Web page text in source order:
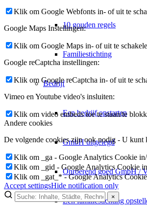
10 gouden regels
Familiestichting
Bedrijf
Een bedrijf opstarten
GmbH uitgelegd
Onroerend goed GmbH /
Een familiestichting
Klik om Google Webfonts in- of uit te
Google Maps Instellingen:
Klik om Google Maps in- of uit te
Google reCaptcha instellingen:
Klik om Google reCaptcha in- of uit te
Vimeo en Youtube video's insluiten:
Klik om video embeds toe te staan/te
Andere cookies
De volgende cookies zijn ook nodig - U kunt
Klik om _ga - Google Analytics Cookie in/
Klik om _gid - Google Analytics Cookie
Klik om _gat_* - Google Analytics
Accept settingsHide notification only
×